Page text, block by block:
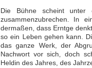
Die Bühne scheint unter
zusammenzubrechen. In
dermaßen, dass Erntge
so ein Leben gehen kann.
das ganze Werk, der
Nachwort vor sich, doch
Heldin des Jahres, des